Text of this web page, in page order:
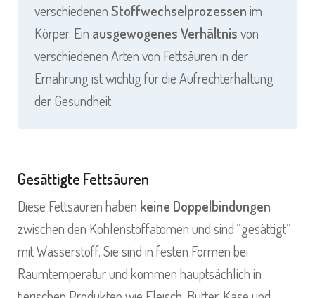
verschiedenenStoffwechselprozessenim
Körper. Ein ausgewogenes Verhältnisvon
verschiedenen Arten von Fettsäuren in der
Ernährung ist wichtig für die Aufrechterhaltung
der Gesundheit.
Gesättigte Fettsäuren
Diese Fettsäuren haben keine Doppelbindungen
zwischen den Kohlenstoffatomen und sind “gesättigt”
mit Wasserstoff. Sie sind in festen Formen bei
Raumtemperatur und kommen hauptsächlich in